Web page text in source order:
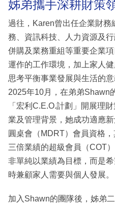
姊弟攜手深耕財策
過往，Karen曾出任企業財
務、資訊科技、人力資源及
併購及業務重組等重要企業
運作的工作環境，加上家人
思考平衡事業發展與生活的意
2025年10月，在弟弟Shawn
「宏利C.E.O.計劃」開展理
業及管理背景，她成功適應
圓桌會（MDRT）會員資格
三倍業績的超級會員（COT
非單純以業績為目標，而是
時兼顧家人需要與個人發展。
加入Shawn的團隊後，姊弟